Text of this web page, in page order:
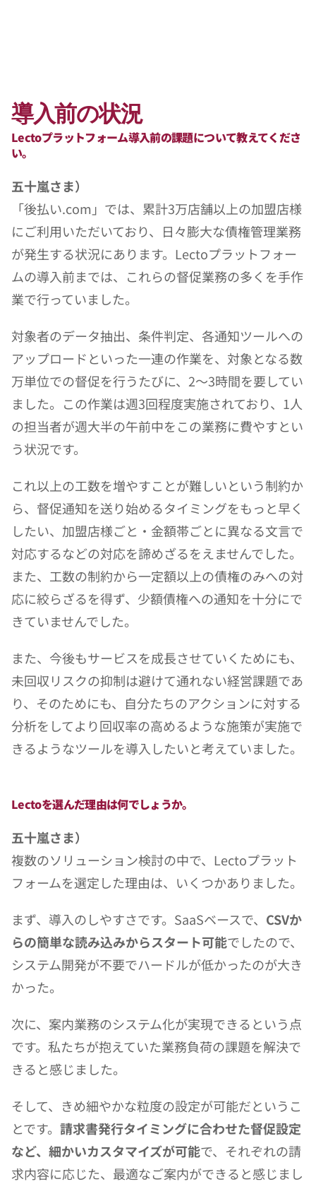
導入前の状況
Lectoプラットフォーム導入前の課題について教えてくださ
い。
五十嵐さま）
「後払い.com」では、累計3万店舗以上の加盟店様
にご利用いただいており、日々膨大な債権管理業務
が発生する状況にあります。Lectoプラットフォー
ムの導入前までは、これらの督促業務の多くを手作
業で行っていました。
対象者のデータ抽出、条件判定、各通知ツールへの
アップロードといった一連の作業を、対象となる数
万単位での督促を行うたびに、2〜3時間を要してい
ました。この作業は週3回程度実施されており、1人
の担当者が週大半の午前中をこの業務に費やすとい
う状況です。
これ以上の工数を増やすことが難しいという制約か
ら、督促通知を送り始めるタイミングをもっと早く
したい、加盟店様ごと・金額帯ごとに異なる文言で
対応するなどの対応を諦めざるをえませんでした。
また、工数の制約から一定額以上の債権のみへの対
応に絞らざるを得ず、少額債権への通知を十分にで
きていませんでした。
また、今後もサービスを成長させていくためにも、
未回収リスクの抑制は避けて通れない経営課題であ
り、そのためにも、自分たちのアクションに対する
分析をしてより回収率の高めるような施策が実施で
きるようなツールを導入したいと考えていました。
Lectoを選んだ理由は何でしょうか。
五十嵐さま）
複数のソリューション検討の中で、Lectoプラット
フォームを選定した理由は、いくつかありました。
まず、導入のしやすさです。SaaSベースで、 CSVか
らの簡単な読み込みからスタート可能でしたので、
システム開発が不要でハードルが低かったのが大き
かった。
次に、案内業務のシステム化が実現できるという点
です。私たちが抱えていた業務負荷の課題を解決で
きると感じました。
そして、きめ細やかな粒度の設定が可能だというこ
とです。 請求書発行タイミングに合わせた督促設定
など、細かいカスタマイズが可能で、それぞれの請
求内容に応じた、最適なご案内ができると感じまし